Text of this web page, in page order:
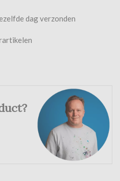
dag verzonden